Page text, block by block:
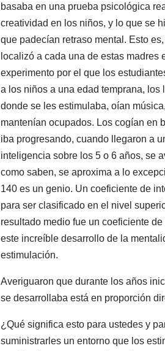
basaba en una prueba psicológica
creatividad en los niños, y lo que se
que padecían retraso mental. Esto
localizó a cada una de estas
experimento por el que los
a los niños a una edad temprana,
donde se les estimulaba, oían
mantenían ocupados. Los cogían en
iba progresando, cuando llegaron a
inteligencia sobre los 5 o 6 años, se
como saben, se aproxima a lo
140 es un genio. Un coeficiente de
para ser clasificado en el nivel
resultado medio fue un coeficiente
este increíble desarrollo de la
estimulación.
Averiguaron que durante los años
se desarrollaba está en proporción
¿Qué significa esto para ustedes y
suministrarles un entorno que los